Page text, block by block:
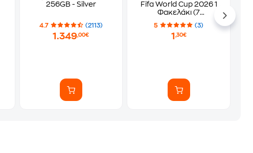
256GB - Silver
4.7 (2113)
1.349,00€
Fifa World Cup 2026 1
Φακελάκι (7
Αυτοκόλλητα)
5 (3)
1 ,30€